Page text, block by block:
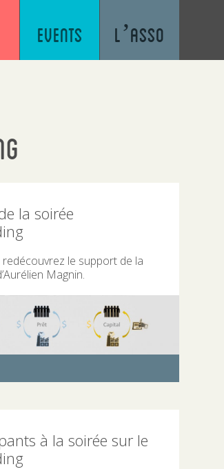
Events L’asso
la soirée
le support de la
Magnin.
à la soirée sur le